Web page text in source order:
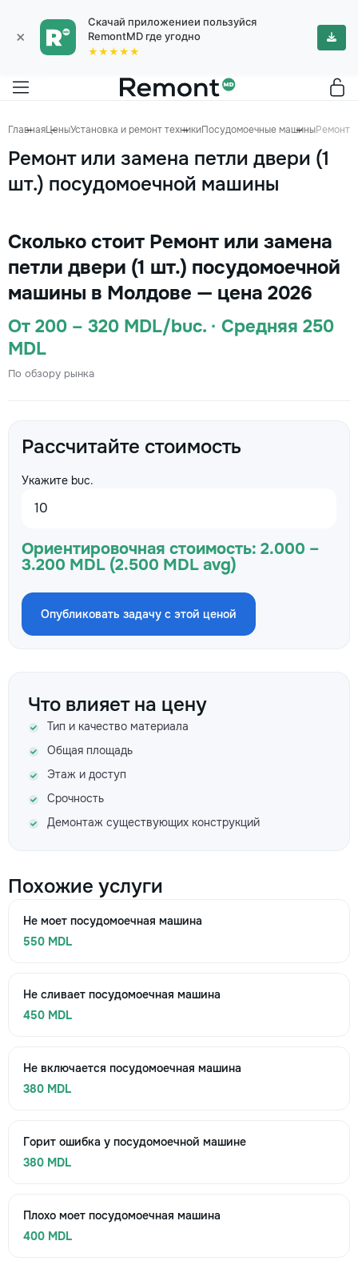
×
Скачай приложениеи пользуйся
RemontMD где угодно
★★★★★
ГлавнаяЦеныУстановка и ремонт техникиПосудомоечные машиныРемонт
Ремонт или замена петли двери (1
шт.) посудомоечной машины
Сколько стоит Ремонт или замена
петли двери (1 шт.) посудомоечной
машины в Молдове — цена 2026
От 200 – 320 MDL/buc. · Средняя 250
MDL
По обзору рынка
Рассчитайте стоимость
Укажите buc.
Ориентировочная стоимость: 2.000 –
3.200 MDL (2.500 MDL avg)
Опубликовать задачу с этой ценой
Что влияет на цену
Тип и качество материала
Общая площадь
Этаж и доступ
Срочность
Демонтаж существующих конструкций
Похожие услуги
Не моет посудомоечная машина
550 MDL
Не сливает посудомоечная машина
450 MDL
Не включается посудомоечная машина
380 MDL
Горит ошибка у посудомоечной машине
380 MDL
Плохо моет посудомоечная машина
400 MDL